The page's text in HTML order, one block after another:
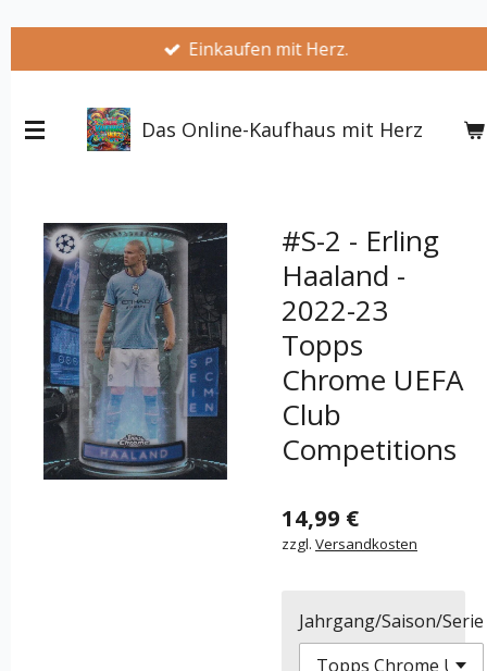
springen
Einkaufen mit Herz.
Das Online-Kaufhaus mit Herz
#S-2 - Erling
Haaland -
2022-23
Topps
Chrome UEFA
Club
Competitions
14,99 €
zzgl. Versandkosten
Jahrgang/Saison/Serie